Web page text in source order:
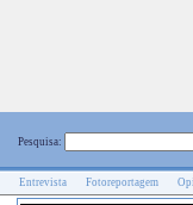
Pesquisa:
Entrevista Fotoreportagem